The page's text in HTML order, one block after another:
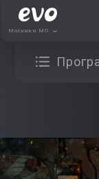
Москва и МО